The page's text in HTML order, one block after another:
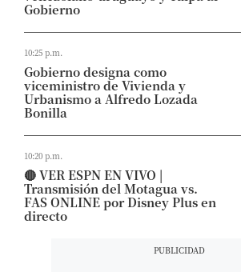
Gobierno
10:25 p.m.
Gobierno designa como
viceministro de Vivienda y
Urbanismo a Alfredo Lozada
Bonilla
10:20 p.m.
🔴 VER ESPN EN VIVO |
Transmisión del Motagua vs.
FAS ONLINE por Disney Plus en
directo